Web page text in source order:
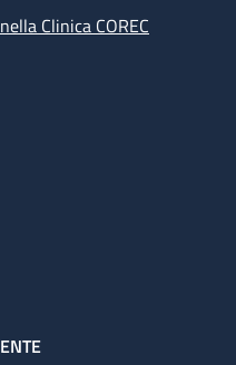
Clinica COREC